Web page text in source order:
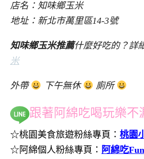
店名：知味鄉玉米
地址：新北市萬里區14-3號
知味鄉玉米推薦什麼好吃的？詳
米
外帶 下午無休 廁所
跟著阿綿吃喝玩樂不
☆桃園美食旅遊粉絲專頁： 桃園
☆阿綿個人粉絲專頁： 阿綿吃